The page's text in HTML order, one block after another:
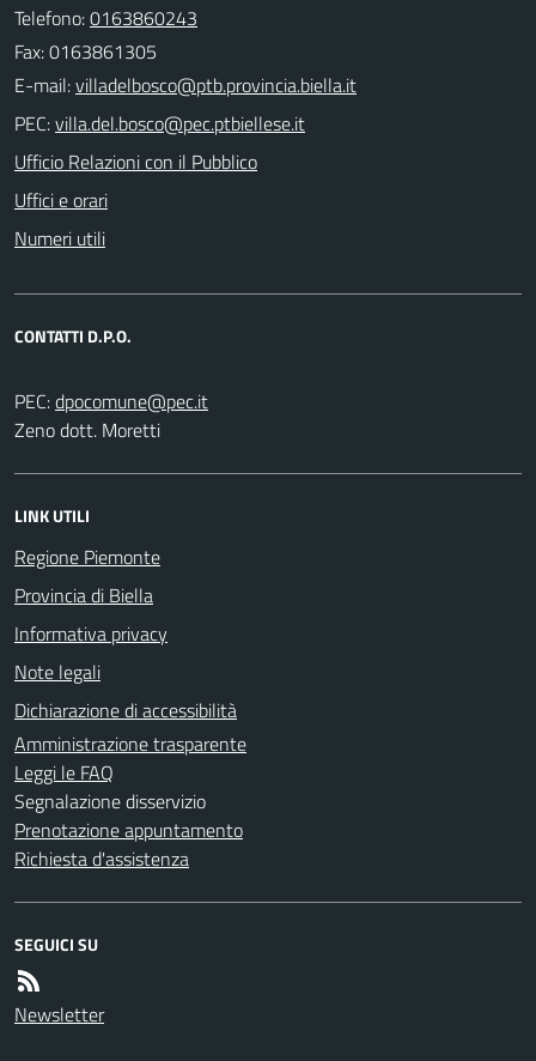
Telefono:0163860243
Fax: 0163861305
E-mail:
PEC:
Ufficio Relazioni con il Pubblico
Uffici e orari
Numeri utili
CONTATTI D.P.O.
PEC:
Zeno dott. Moretti
LINK UTILI
Regione Piemonte
Provincia di Biella
Informativa privacy
Note legali
Dichiarazione di accessibilità
Amministrazione trasparente
Leggi le FAQ
Segnalazione disservizio
Prenotazione appuntamento
Richiesta d'assistenza
SEGUICI SU
Newsletter